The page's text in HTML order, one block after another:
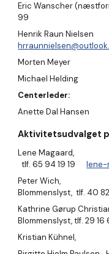
Eric Wanscher
99
Henrik Raun Nielsen
Morten Meyer
Michael Helding
Centerleder:
Anette Dal Hansen
Aktivitetsudvalget
Lene Magaard,
tlf. 65 94 19 19lene-
Peter Wich,
Blommenslyst, tlf. 40
Kathrine Gørup
Blommenslyst, tlf. 29
Kristian Kühnel,